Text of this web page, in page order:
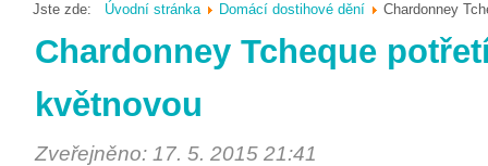
Jste zde: Úvodní stránka Domácí dostihové dění Chardonney
Chardonney Tcheque
květnovou
Zveřejněno: 17. 5. 2015 21:41